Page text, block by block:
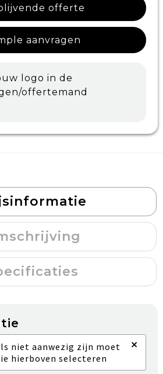
offerte
aanvragen
logo in de
offertemand
niet aanwezig zijn moet
hierboven selecteren
×